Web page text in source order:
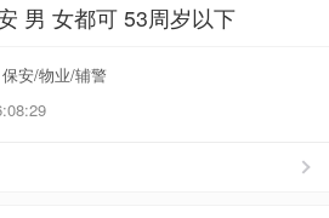
男 女都可 53周岁以下
安/物业/辅警